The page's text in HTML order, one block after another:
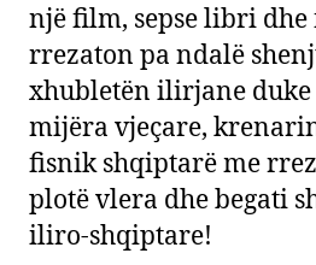
një film, sepse libri
rrezaton pa ndalë
xhubletën ilirjane duke
mijëra vjeçare,
fisnik shqiptarë me
plotë vlera dhe begati
iliro-shqiptare!